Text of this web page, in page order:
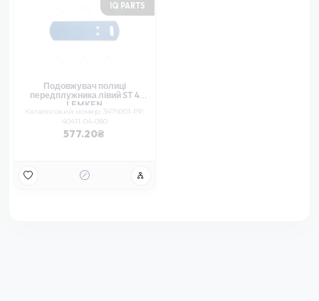
IQ PARTS
Подовжувач полиці
передплужника лівий ST 4
LEMKEN
Каталоговий номер: 3476001-PP,
40411-04-080
577.20